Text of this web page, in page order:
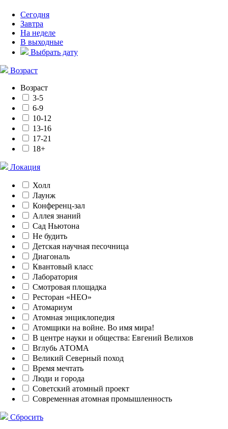
Сегодня
Завтра
На неделе
В выходные
Выбрать дату
Возраст
Возраст
3-5
6-9
10-12
13-16
17-21
18+
Локация
Холл
Лаунж
Конференц-зал
Аллея знаний
Сад Ньютона
Не будить
Детская научная песочница
Диагональ
Квантовый класс
Лаборатория
Смотровая площадка
Ресторан «НЕО»
Атомариум
Атомная энциклопедия
Атомщики на войне. Во имя мира!
В центре науки и общества: Евгений Велихов
Вглубь АТОМА
Великий Северный поход
Время мечтать
Люди и города
Советский атомный проект
Современная атомная промышленность
Сбросить